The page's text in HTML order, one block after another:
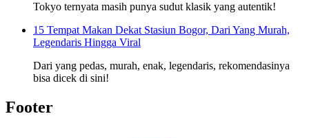
Tokyo ternyata masih punya sudut klasik yang autentik!
15 Tempat Makan Dekat Stasiun Bogor, Dari Yang Murah,
Legendaris Hingga Viral
Dari yang pedas, murah, enak, legendaris, rekomendasinya
bisa dicek di sini!
Footer